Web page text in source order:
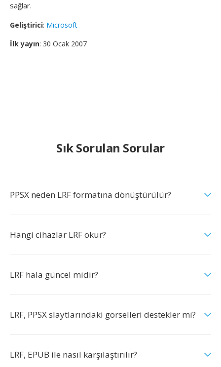
sağlar.
Geliştirici: Microsoft
İlk yayın: 30 Ocak 2007
Sık Sorulan Sorular
PPSX neden LRF formatına dönüştürülür?
Hangi cihazlar LRF okur?
LRF hala güncel midir?
LRF, PPSX slaytlarındaki görselleri destekler mi?
LRF, EPUB ile nasıl karşılaştırılır?